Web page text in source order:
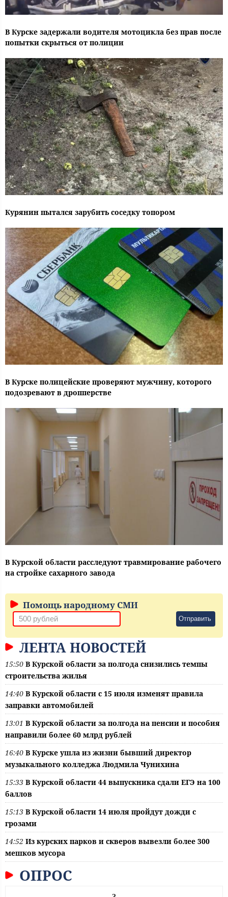
В Курске задержали водителя мотоцикла без прав после
попытки скрыться от полиции
Курянин пытался зарубить соседку топором
В Курске полицейские проверяют мужчину, которого
подозревают в дропперстве
В Курской области расследуют травмирование рабочего
на стройке сахарного завода
Помощь народному СМИ
Отправить
ЛЕНТА НОВОСТЕЙ
15:50 В Курской области за полгода снизились темпы
строительства жилья
14:40 В Курской области с 15 июля изменят правила
заправки автомобилей
13:01 В Курской области за полгода на пенсии и пособия
направили более 60 млрд рублей
16:40 В Курске ушла из жизни бывший директор
музыкального колледжа Людмила Чунихина
15:33 В Курской области 44 выпускника сдали ЕГЭ на 100
баллов
15:13 В Курской области 14 июля пройдут дожди с
грозами
14:52 Из курских парков и скверов вывезли более 300
мешков мусора
ОПРОС